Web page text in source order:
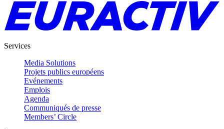
Services
Media Solutions
Projets publics européens
Evénements
Emplois
Agenda
Communiqués de presse
Members’ Circle